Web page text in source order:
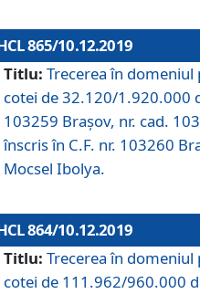
865/10.12.2019
Titlu: Trecerea în
cotei de 32.120/1.920.000
103259 Brașov, nr. cad.
înscris în C.F. nr. 103260
Mocsel Ibolya.
864/10.12.2019
Titlu: Trecerea în
cotei de 111.962/960.000